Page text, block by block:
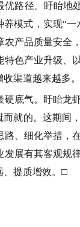
路径。 盱眙地
养模式，实现“一
产品质量安全
色产业升级
渠道越来越多。
底气。
盱眙龙
就的。这期间
、细化举措，
展有其客观规
提质增效。 □